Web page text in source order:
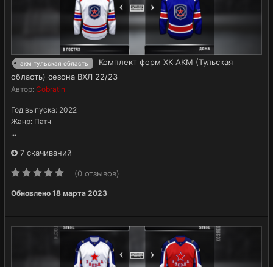
акм тульская область
Комплект форм ХК АКМ (Тульская
область) сезона ВХЛ 22/23
Автор: Cobratin
Год выпуска: 2022
Жанр: Патч
...
7 скачиваний
(0 отзывов)
Обновлено 18 марта 2023